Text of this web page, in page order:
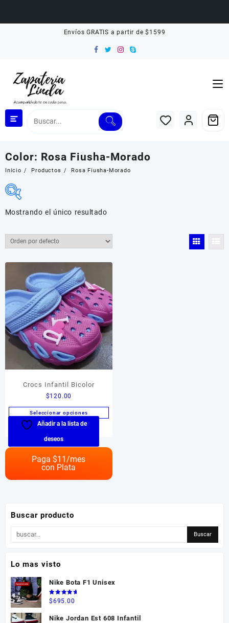
Envíos GRATIS a partir de $1599
Color: Rosa Fiusha-Morado
Inicio Productos Rosa Fiusha-Morado
Color del producto
Color del producto
Tamaño del producto
Tamaño del producto
Mostrando el único resultado
Crocs Infantil Bicolor
$120.00
Seleccionar opciones
Este
tiene
múltiples
variantes.
Las
de
Añadir a la lista de
deseos
Paga $11/mes
con Plata
Buscar producto
Lo mas visto
Nike Bota F1 Unisex
Valorado
en 5.00
$695.00
Nike Jordan Est 608 Infantil